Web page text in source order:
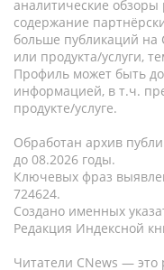
аналитические
содержание
больше публикаций
или продукта/услуги,
Профиль может быть
информацией, в т.ч.
продукте/услуге.
Обработан архив
до 08.2026 годы.
Ключевых фраз
724624.
Создано именных
Редакция Индексной
Читатели CNews — это